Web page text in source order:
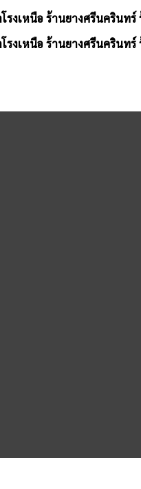
งเหนือ ร้านยางศรีนคริน
งเหนือ ร้านยางศรีนคริน